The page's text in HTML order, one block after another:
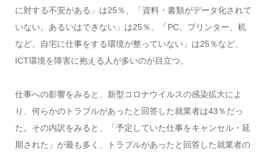
に対する不安がある」は25％、「資料・書類がデータ化されて
いない、あるいはできない」は25％、「PC、プリンター、机
など、自宅に仕事をする環境が整っていない」は25％など、
ICT環境を障害に抱える人が多いのが目立つ。
仕事への影響をみると、新型コロナウイルスの感染拡大によ
り、何らかのトラブルがあったと回答した就業者は43％だっ
た。その内訳をみると、「予定していた仕事をキャンセル・延
期された」が最も多く、トラブルがあったと回答した就業者の